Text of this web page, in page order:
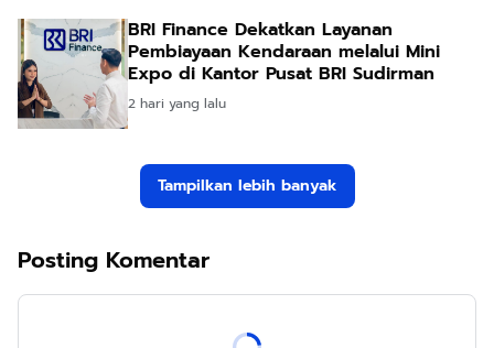
BRI Finance Dekatkan Layanan
Pembiayaan Kendaraan melalui Mini
Expo di Kantor Pusat BRI Sudirman
2 hari yang lalu
Tampilkan lebih banyak
Posting Komentar